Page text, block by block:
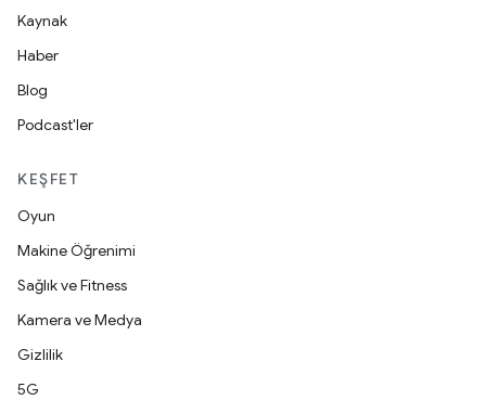
Kaynak
Haber
Blog
Podcast'ler
KEŞFET
Oyun
Makine Öğrenimi
Sağlık ve Fitness
Kamera ve Medya
Gizlilik
5G